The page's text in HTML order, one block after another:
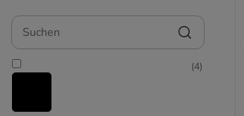
Hamster
Frettchen
Mäuse
Suchen
(4)